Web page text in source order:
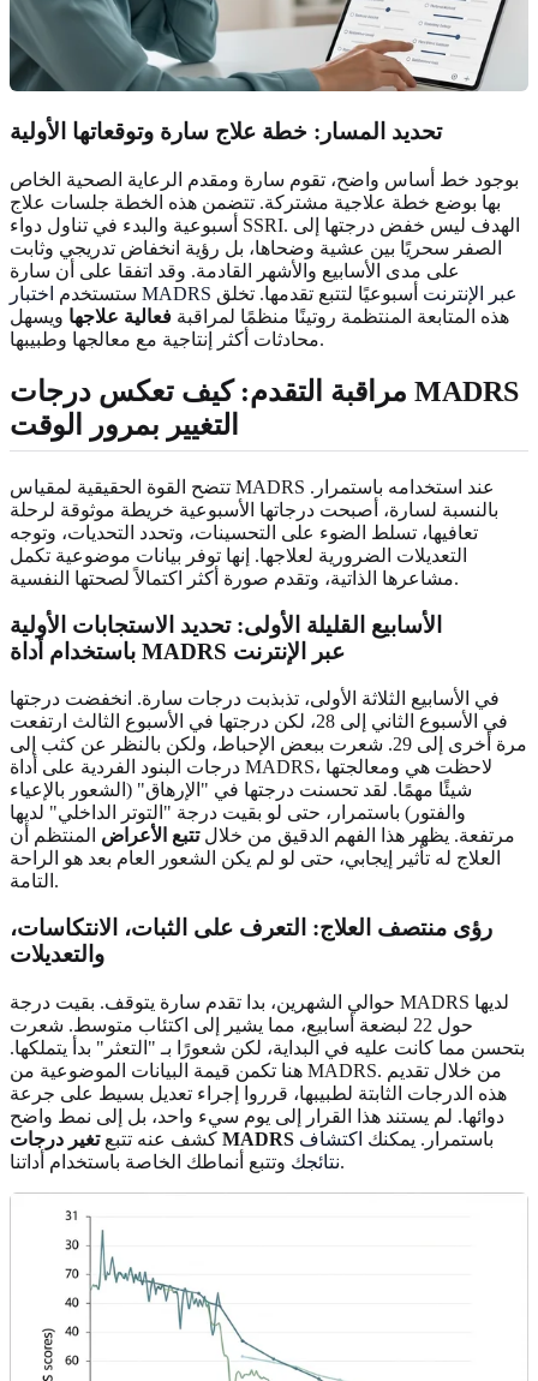
تحديد المسار: خطة علاج سارة وتوقعاتها الأولية
بوجود خط أساس واضح، تقوم سارة ومقدم الرعاية الصحية الخاص
بها بوضع خطة علاجية مشتركة. تتضمن هذه الخطة جلسات علاج
أسبوعية والبدء في تناول دواء SSRI. الهدف ليس خفض درجتها إلى
الصفر سحريًا بين عشية وضحاها، بل رؤية انخفاض تدريجي وثابت
على مدى الأسابيع والأشهر القادمة. وقد اتفقا على أن سارة
ستستخدم
اختبار MADRS عبر الإنترنت أسبوعيًا لتتبع تقدمها. تخلق
هذه المتابعة المنتظمة روتينًا منظمًا لمراقبة فعالية علاجها ويسهل
محادثات أكثر إنتاجية مع معالجها وطبيبها.
مراقبة التقدم: كيف تعكس درجات MADRS
التغيير بمرور الوقت
تتضح القوة الحقيقية لمقياس MADRS عند استخدامه باستمرار.
بالنسبة لسارة، أصبحت درجاتها الأسبوعية خريطة موثوقة لرحلة
تعافيها، تسلط الضوء على التحسينات، وتحدد التحديات، وتوجه
التعديلات الضرورية لعلاجها. إنها توفر بيانات موضوعية تكمل
مشاعرها الذاتية، وتقدم صورة أكثر اكتمالاً لصحتها النفسية.
الأسابيع القليلة الأولى: تحديد الاستجابات الأولية
باستخدام أداة MADRS عبر الإنترنت
في الأسابيع الثلاثة الأولى، تذبذبت درجات سارة. انخفضت درجتها
في الأسبوع الثاني إلى 28، لكن درجتها في الأسبوع الثالث ارتفعت
مرة أخرى إلى 29. شعرت ببعض الإحباط، ولكن بالنظر عن كثب إلى
درجات البنود الفردية على أداة MADRS، لاحظت هي ومعالجتها
شيئًا مهمًا. لقد تحسنت درجتها في "الإرهاق" (الشعور بالإعياء
والفتور) باستمرار، حتى لو بقيت درجة "التوتر الداخلي" لديها
مرتفعة. يظهر هذا الفهم الدقيق من خلالتتبع الأعراض المنتظم أن
العلاج له تأثير إيجابي، حتى لو لم يكن الشعور العام بعد هو الراحة
التامة.
رؤى منتصف العلاج: التعرف على الثبات، الانتكاسات،
والتعديلات
حوالي الشهرين، بدا تقدم سارة يتوقف. بقيت درجة MADRS لديها
حول 22 لبضعة أسابيع، مما يشير إلى اكتئاب متوسط. شعرت
بتحسن مما كانت عليه في البداية، لكن شعورًا بـ "التعثر" بدأ يتملكها.
هنا تكمن قيمة البيانات الموضوعية من MADRS. من خلال تقديم
هذه الدرجات الثابتة لطبيبها، قرروا إجراء تعديل بسيط على جرعة
دوائها. لم يستند هذا القرار إلى يوم سيء واحد، بل إلى نمط واضح
كشف عنه تتبع تغير درجات MADRS باستمرار. يمكنك اكتشاف
نتائجكوتتبع أنماطك الخاصة باستخدام أداتنا.